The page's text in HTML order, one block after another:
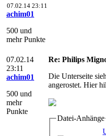
07.02.14 23:11
achim01
500 und
mehr Punkte
07.02.14
23:11
achim01
500 und
mehr
Punkte
Re: Philips
Die Unterseite
angerostet. Hier
Datei-Anhänge